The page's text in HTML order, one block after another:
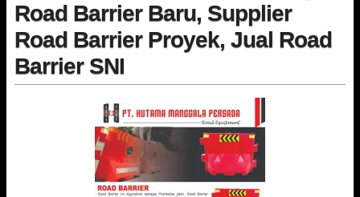
Road Barrier Baru, Supplier
Road Barrier Proyek, Jual Road
Barrier SNI